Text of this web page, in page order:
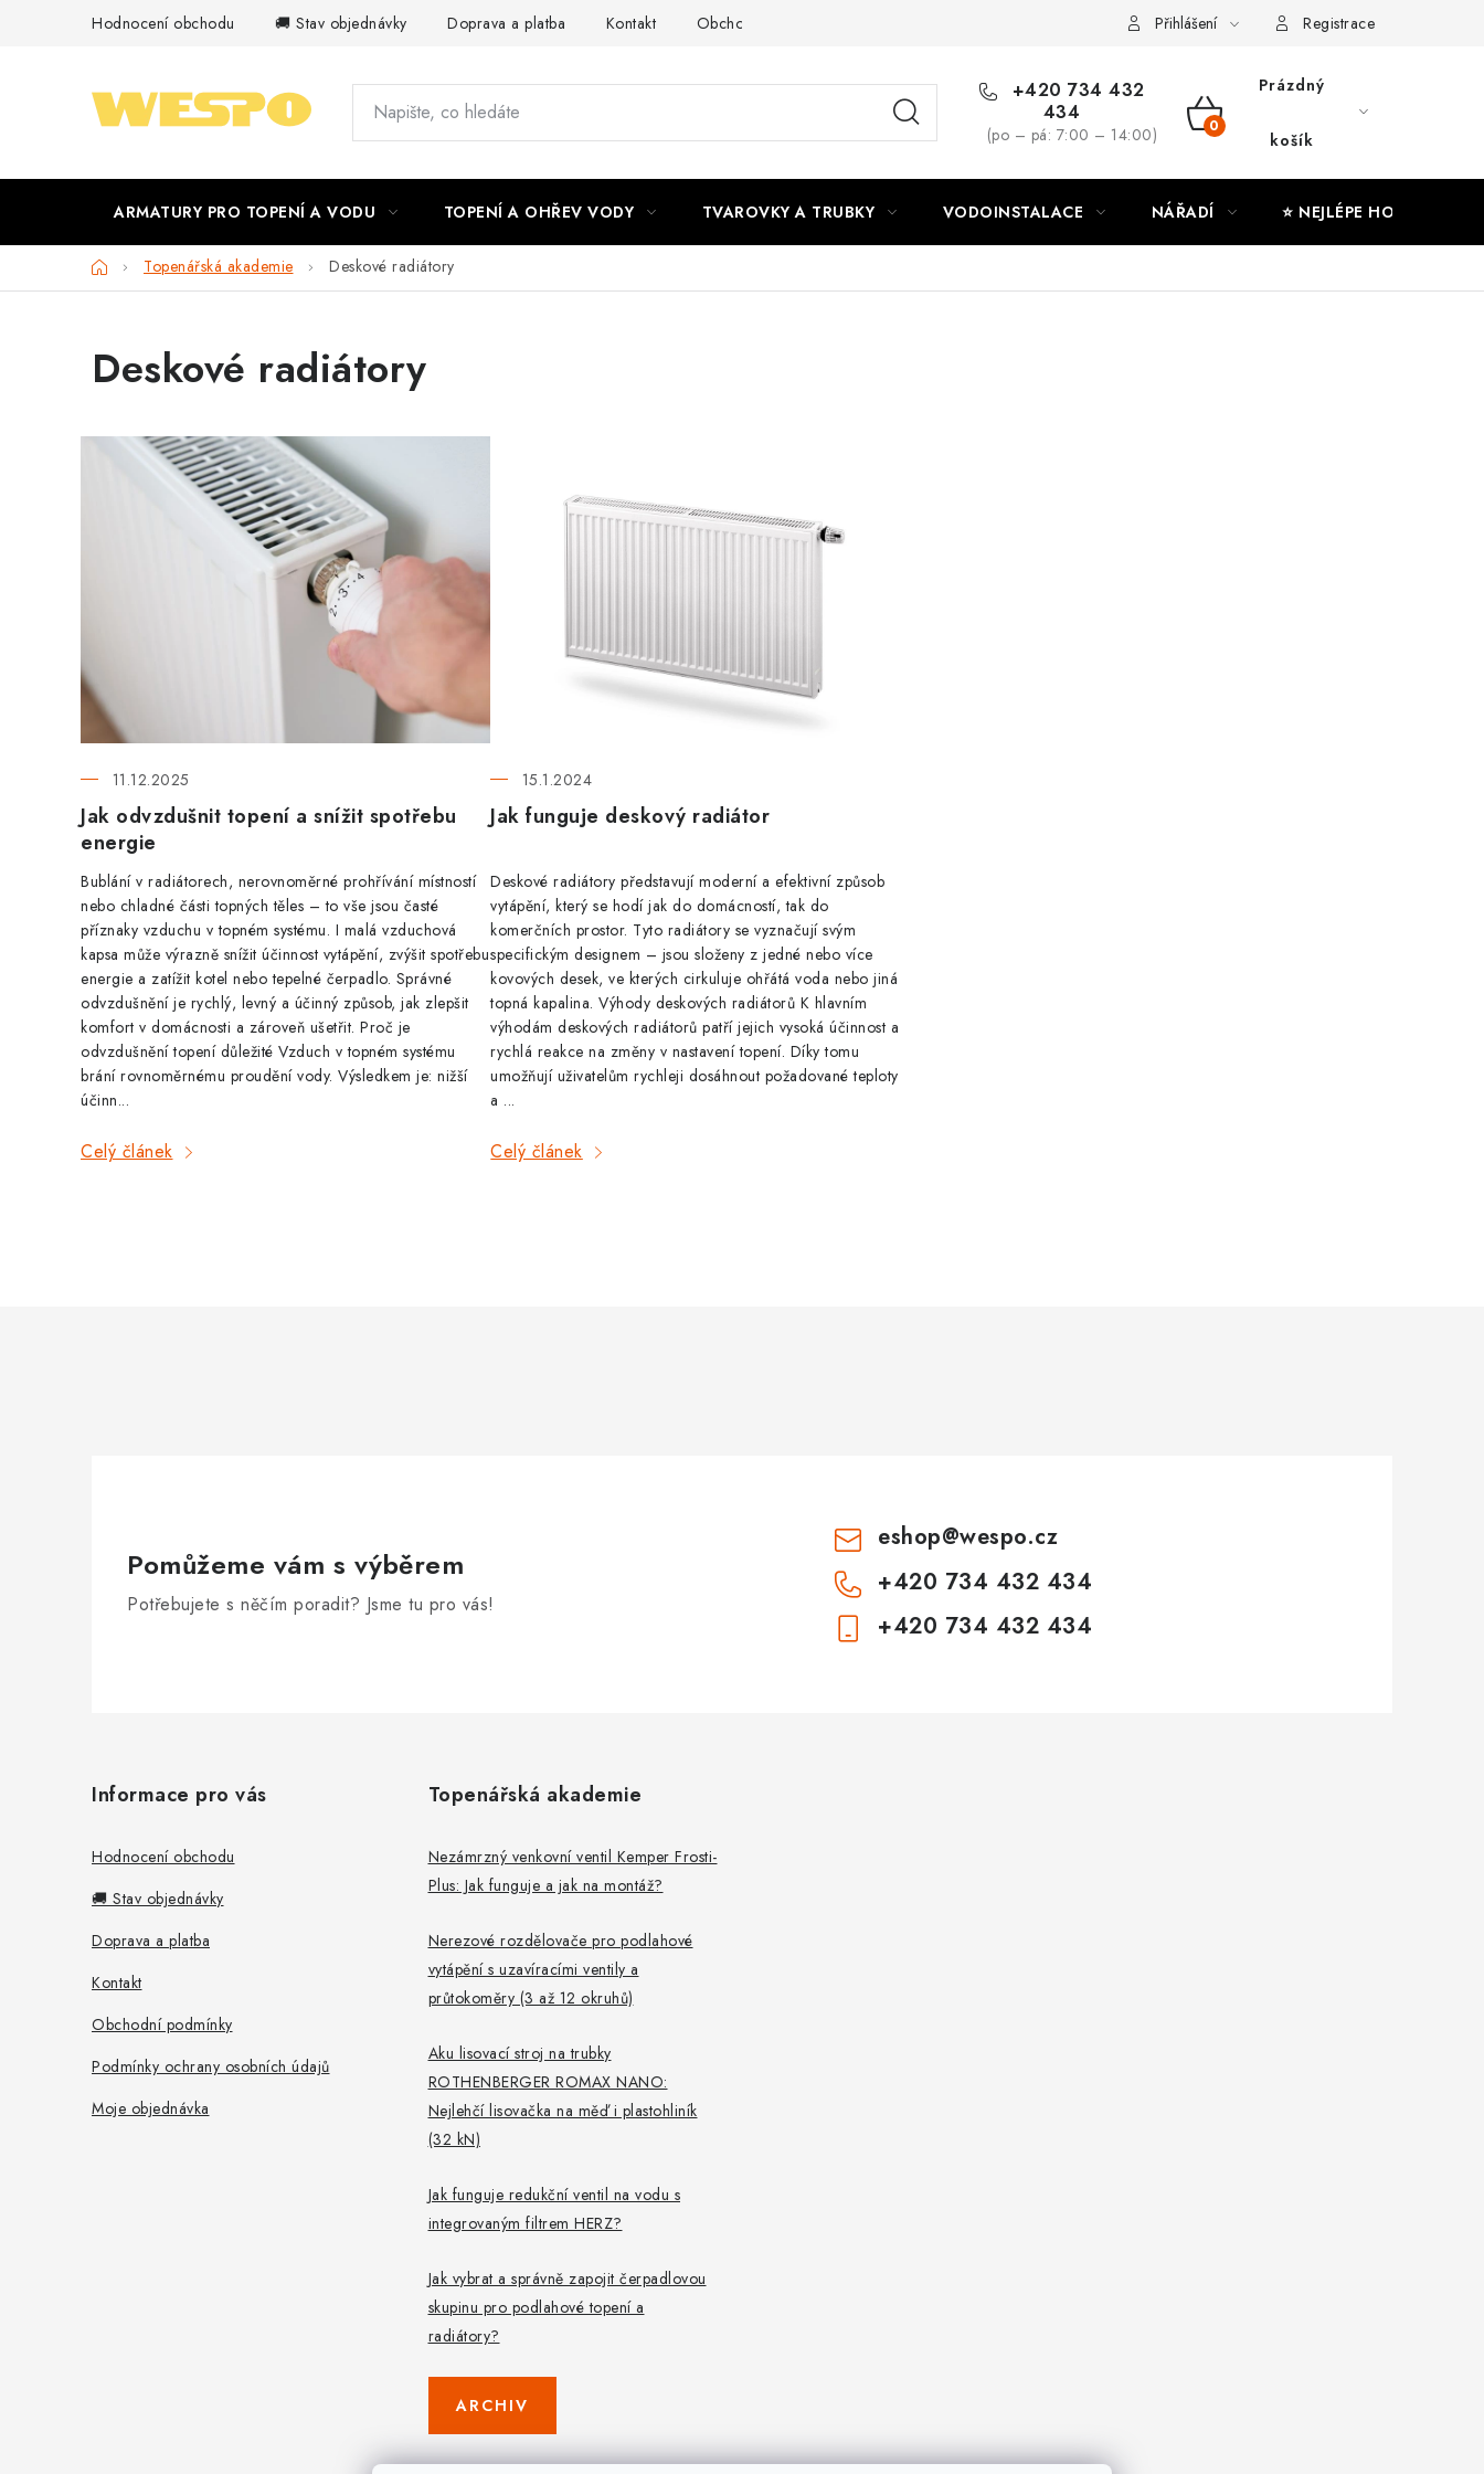
Hodnocení obchodu 🚚 Stav objednávky Doprava a platba Kontakt Obchodní podmínky Moje objednávka
Přihlášení Registrace
+420 734 432
434
(po – pá: 7:00 – 14:00)
NÁKUPNÍ
Prázdný
košík
ARMATURY PRO TOPENÍ A VODU TOPENÍ A OHŘEV VODY TVAROVKY A TRUBKY VODOINSTALACE NÁŘADÍ ⭐ NEJLÉPE HODNOCENÉ
DomůTopenářská akademie Deskové radiátory
Deskové radiátory
V
l
á
n
k
ů
Jak odvzdušnit topení a snížit spotřebu
energie
11.12.2025
Bublání v radiátorech, nerovnoměrné prohřívání místností
nebo chladné části topných těles – to vše jsou časté
příznaky vzduchu v topném systému. I malá vzduchová
kapsa může výrazně snížit účinnost vytápění, zvýšit spotřebu
energie a zatížit kotel nebo tepelné čerpadlo. Správné
odvzdušnění je rychlý, levný a účinný způsob, jak zlepšit
komfort v domácnosti a zároveň ušetřit. Proč je
odvzdušnění topení důležité Vzduch v topném systému
brání rovnoměrnému proudění vody. Výsledkem je: nižší
účinn...
Celý článek
Jak funguje deskový radiátor
15.1.2024
Deskové radiátory představují moderní a efektivní způsob
vytápění, který se hodí jak do domácností, tak do
komerčních prostor. Tyto radiátory se vyznačují svým
specifickým designem – jsou složeny z jedné nebo více
kovových desek, ve kterých cirkuluje ohřátá voda nebo jiná
topná kapalina. Výhody deskových radiátorů K hlavním
výhodám deskových radiátorů patří jejich vysoká účinnost a
rychlá reakce na změny v nastavení topení. Díky tomu
umožňují uživatelům rychleji dosáhnout požadované teploty
a ...
Celý článek
p
s
u
Pomůžeme vám s výběrem
Potřebujete s něčím poradit? Jsme tu pro vás!
eshop@wespo.cz
+420 734 432 434
+420 734 432 434
Informace pro vás
Hodnocení obchodu
🚚 Stav objednávky
Doprava a platba
Kontakt
Obchodní podmínky
Podmínky ochrany osobních údajů
Moje objednávka
Topenářská akademie
Nezámrzný venkovní ventil Kemper Frosti-
Plus: Jak funguje a jak na montáž?
Nerezové rozdělovače pro podlahové
vytápění s uzavíracími ventily a
průtokoměry (3 až 12 okruhů)
Aku lisovací stroj na trubky
ROTHENBERGER ROMAX NANO:
Nejlehčí lisovačka na měď i plastohliník
(32 kN)
Jak funguje redukční ventil na vodu s
integrovaným filtrem HERZ?
Jak vybrat a správně zapojit čerpadlovou
skupinu pro podlahové topení a
radiátory?
ARCHIV